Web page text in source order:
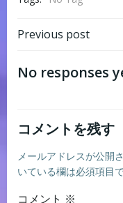
Post
Previous post
No responses
コメントを残す
メールアドレスが公開
いている欄は必須項目
コメント ※